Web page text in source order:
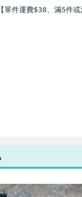
單件運費$38、滿5件
免運費】、萊爾富取貨
】、宅配/貨運【單件